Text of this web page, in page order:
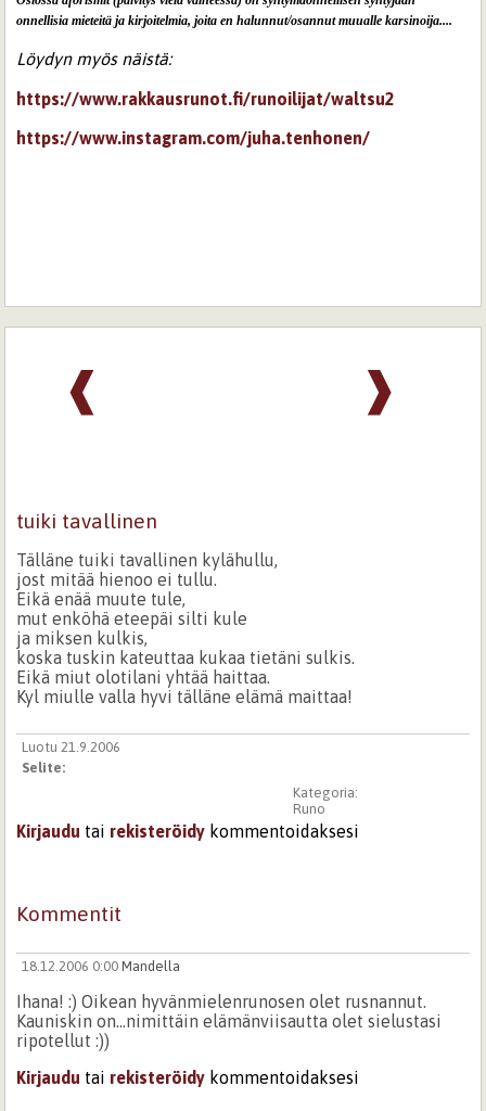
onnellisia mieteitä ja kirjoitelmia, joita en halunnut/osannut muualle karsinoija....
Löydyn myös näistä:
https://www.rakkausrunot.fi/runoilijat/waltsu2
https://www.instagram.com/juha.tenhonen/
❱
❰
tuiki tavallinen
Tälläne tuiki tavallinen kylähullu,
jost mitää hienoo ei tullu.
Eikä enää muute tule,
mut enköhä eteepäi silti kule
ja miksen kulkis,
koska tuskin kateuttaa kukaa tietäni sulkis.
Eikä miut olotilani yhtää haittaa.
Kyl miulle valla hyvi tälläne elämä maittaa!
Luotu 21.9.2006
Selite:
Kategoria:
Runo
Kirjaudu tai rekisteröidy kommentoidaksesi
Kommentit
18.12.2006 0:00 Mandella
Ihana! :) Oikean hyvänmielenrunosen olet rusnannut.
Kauniskin on...nimittäin elämänviisautta olet sielustasi
ripotellut :))
Kirjaudu tai rekisteröidy kommentoidaksesi